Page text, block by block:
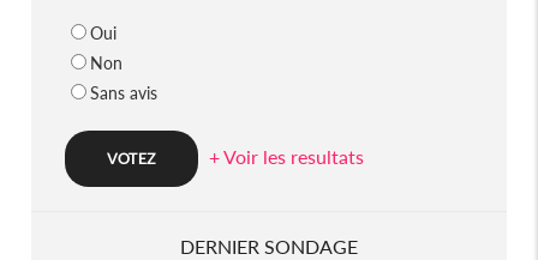
Oui
Non
Sans avis
+ Voir les resultats
DERNIER SONDAGE